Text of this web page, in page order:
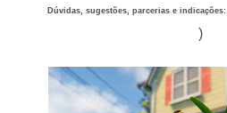
Dúvidas, sugestões, parcerias e indicações:
)